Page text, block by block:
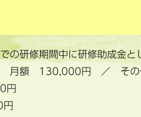
の研修期間中に研修助成金と
月額 130,000円 ／ その
円